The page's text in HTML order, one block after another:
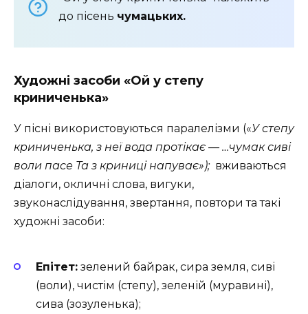
до пісень чумацьких.
Художні засоби «Ой у степу
криниченька»
У пісні використовуються паралелізми («У степу
криниченька, з неї вода протікає — …чумак сиві
воли пасе Та з криниці напуває»); вживаються
діалоги, окличні слова, вигуки,
звуконаслідування, звертання, повтори та такі
художні засоби:
Епітет: зелений байрак, сира земля, сиві
(воли), чистім (степу), зеленій (муравині),
сива (зозуленька);